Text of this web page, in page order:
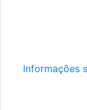
Informações